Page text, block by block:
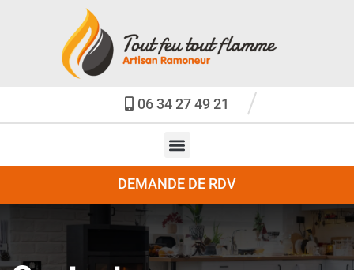
06 34 27 49 21
DEMANDE DE RDV